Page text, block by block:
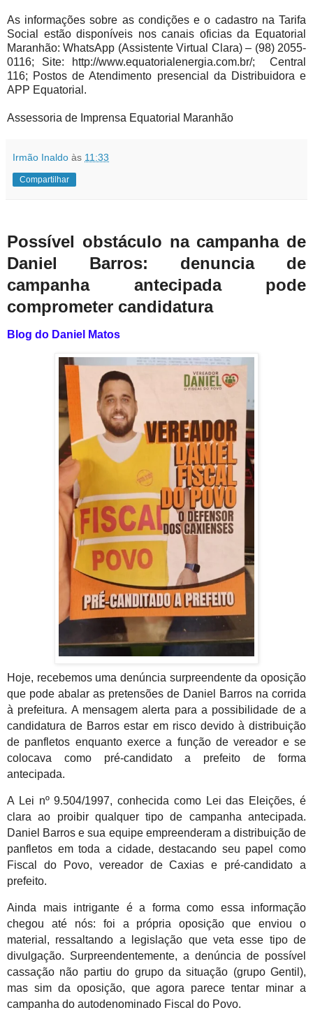
As informações sobre as condições e o cadastro na Tarifa
Social estão disponíveis nos canais oficias da Equatorial
Maranhão: WhatsApp (Assistente Virtual Clara) – (98) 2055-
0116; Site: http://www.equatorialenergia.com.br/; Central
116; Postos de Atendimento presencial da Distribuidora e
APP Equatorial.
Assessoria de Imprensa Equatorial Maranhão
Irmão Inaldo às 11:33
Compartilhar
Possível obstáculo na campanha de
Daniel Barros: denuncia de
campanha antecipada pode
comprometer candidatura
Blog do Daniel Matos
Hoje, recebemos uma denúncia surpreendente da oposição
que pode abalar as pretensões de Daniel Barros na corrida
à prefeitura. A mensagem alerta para a possibilidade de a
candidatura de Barros estar em risco devido à distribuição
de panfletos enquanto exerce a função de vereador e se
colocava como pré-candidato a prefeito de forma
antecipada.
A Lei nº 9.504/1997, conhecida como Lei das Eleições, é
clara ao proibir qualquer tipo de campanha antecipada.
Daniel Barros e sua equipe empreenderam a distribuição de
panfletos em toda a cidade, destacando seu papel como
Fiscal do Povo, vereador de Caxias e pré-candidato a
prefeito.
Ainda mais intrigante é a forma como essa informação
chegou até nós: foi a própria oposição que enviou o
material, ressaltando a legislação que veta esse tipo de
divulgação. Surpreendentemente, a denúncia de possível
cassação não partiu do grupo da situação (grupo Gentil),
mas sim da oposição, que agora parece tentar minar a
campanha do autodenominado Fiscal do Povo.